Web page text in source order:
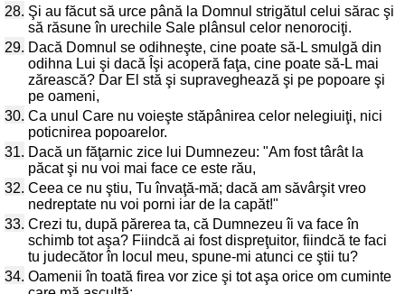
28. Şi au făcut să urce până la Domnul strigătul celui sărac şi
să răsune în urechile Sale plânsul celor nenorociţi.
29. Dacă Domnul se odihneşte, cine poate să-L smulgă din
odihna Lui şi dacă Îşi acoperă faţa, cine poate să-L mai
zărească? Dar El stă şi supraveghează şi pe popoare şi
pe oameni,
30. Ca unul Care nu voieşte stăpânirea celor nelegiuiţi, nici
poticnirea popoarelor.
31. Dacă un făţarnic zice lui Dumnezeu: "Am fost târât la
păcat şi nu voi mai face ce este rău,
32. Ceea ce nu ştiu, Tu învaţă-mă; dacă am săvârşit vreo
nedreptate nu voi porni iar de la capăt!"
33. Crezi tu, după părerea ta, că Dumnezeu îi va face în
schimb tot aşa? Fiindcă ai fost dispreţuitor, fiindcă te faci
tu judecător în locul meu, spune-mi atunci ce ştii tu?
34. Oamenii în toată firea vor zice şi tot aşa orice om cuminte